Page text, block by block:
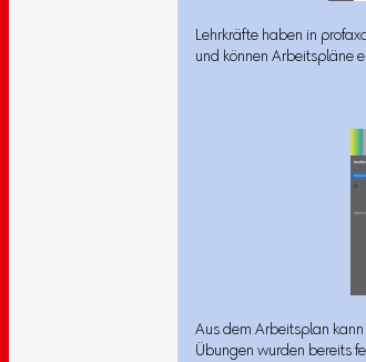
Lehrkräfte haben in
und können Arbeitspläne
Aus dem Arbeitsplan
Übungen wurden bereits